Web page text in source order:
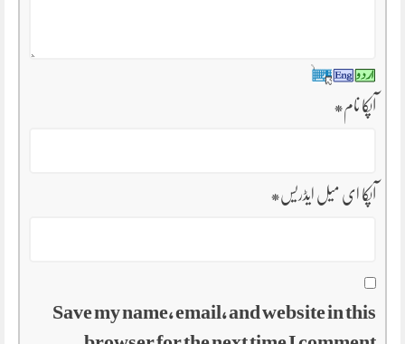
آپکا نام*
آپکا ای میل ایڈریس*
Save my name, email, and website in this